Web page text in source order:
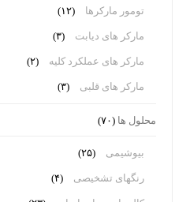
تومور مارکرها (۱۲)
مارکر های دیابت (۳)
مارکر های عملکرد کلیه (۲)
مارکر های قلبی (۳)
محلول ها (۷۰)
بیوشیمی (۲۵)
رنگهای تشخیصی (۴)